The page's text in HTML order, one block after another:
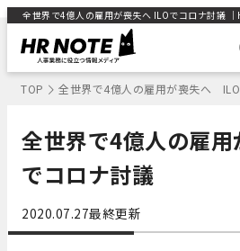
全世界で4億人の雇用が喪失へ ILOでコロナ討議 ｜
TOP 全世界で4億人の雇用が喪失へ
全世界で4億人の雇
でコロナ討議
2020.07.27最終更新